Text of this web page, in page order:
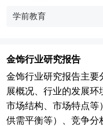
学前教育
金饰行业研究报告
金饰行业研究报告主要
展概况、行业的发展环
市场结构、市场特点等
供需平衡等）、竞争分